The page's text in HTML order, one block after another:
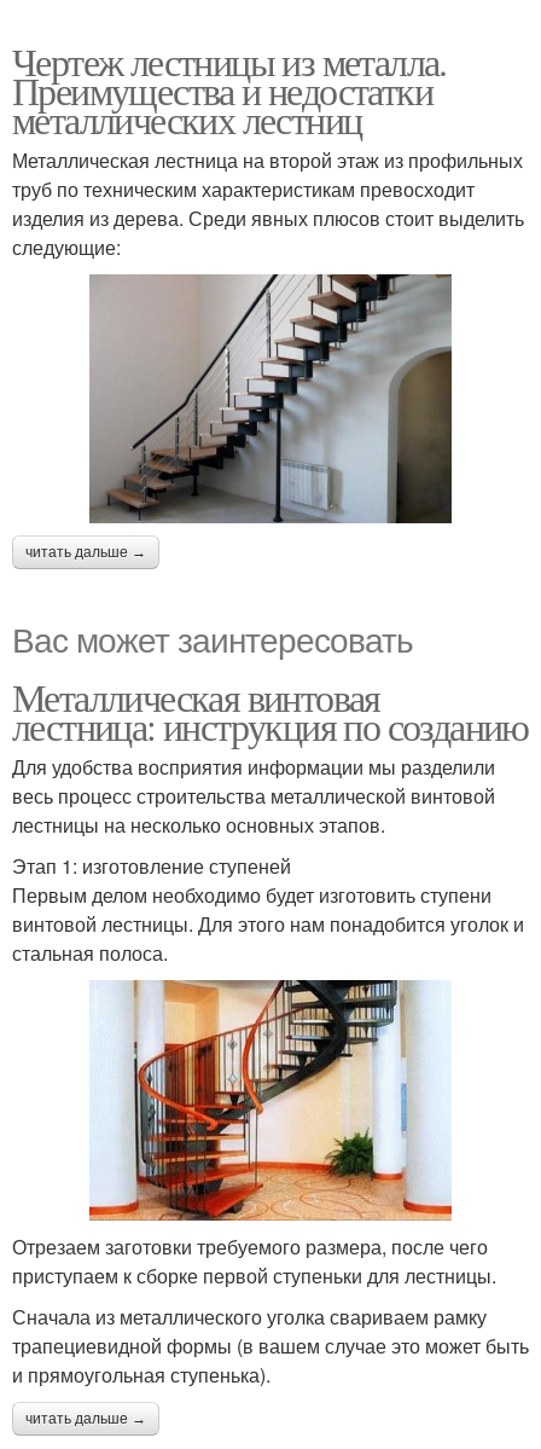
Чертеж лестницы из металла.
Преимущества и недостатки
металлических лестниц
Металлическая лестница на второй этаж из профильных
труб по техническим характеристикам превосходит
изделия из дерева. Среди явных плюсов стоит выделить
следующие:
читать дальше →
Вас может заинтересовать
Металлическая винтовая
лестница: инструкция по созданию
Для удобства восприятия информации мы разделили
весь процесс строительства металлической винтовой
лестницы на несколько основных этапов.
Этап 1: изготовление ступеней
Первым делом необходимо будет изготовить ступени
винтовой лестницы. Для этого нам понадобится уголок и
стальная полоса.
Отрезаем заготовки требуемого размера, после чего
приступаем к сборке первой ступеньки для лестницы.
Сначала из металлического уголка свариваем рамку
трапециевидной формы (в вашем случае это может быть
и прямоугольная ступенька).
читать дальше →